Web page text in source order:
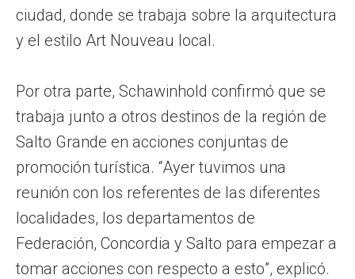
ciudad, donde se trabaja sobre la arquitectura
y el estilo Art Nouveau local.
Por otra parte, Schawinhold confirmó que se
trabaja junto a otros destinos de la región de
Salto Grande en acciones conjuntas de
promoción turística. “Ayer tuvimos una
reunión con los referentes de las diferentes
localidades, los departamentos de
Federación, Concordia y Salto para empezar a
tomar acciones con respecto a esto”, explicó.